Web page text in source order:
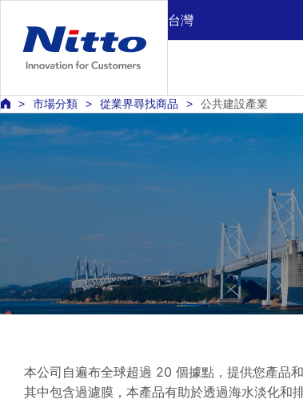
台灣
市場分類 從業界尋找商品 公共建設產業
本公司自遍布全球超過 20 個據點，提供您產品和
其中包含過濾膜，本產品有助於透過海水淡化和